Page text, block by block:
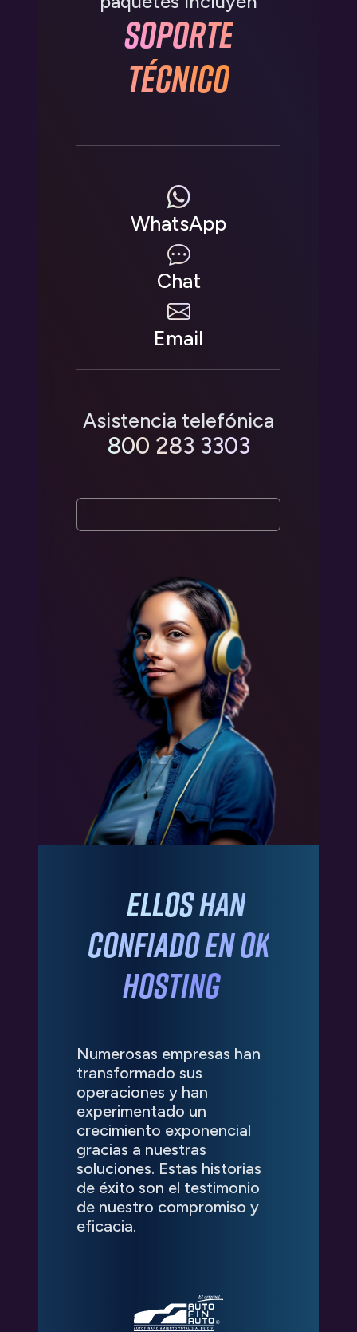
Soporte
Técnico
WhatsApp
Chat
Email
Asistencia telefónica
800 283 3303
Ellos han
confiadoen OK
HOSTING
Numerosas empresas han
transformado sus
operaciones y han
experimentado un
crecimiento exponencial
gracias a nuestras
soluciones. Estas historias
de éxito son el testimonio
de nuestro compromiso y
eficacia.